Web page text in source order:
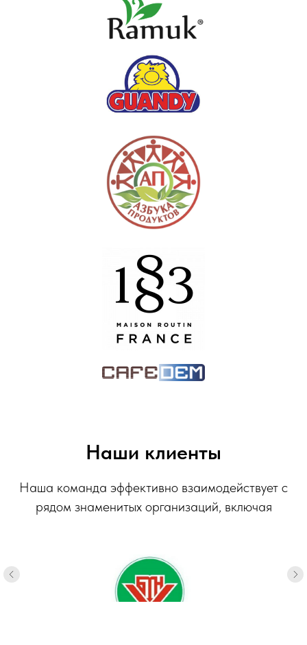
Наши клиенты
Наша команда эффективно взаимодействует с
рядом знаменитых организаций, включая